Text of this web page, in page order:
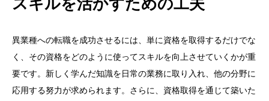
異業種への転職を成功させるには、単に資格を取得するだけでな
く、その資格をどのように使ってスキルを向上させていくかが重
要です。新しく学んだ知識を日常の業務に取り入れ、他の分野に
応用する努力が求められます。さらに、資格取得を通じて築いた